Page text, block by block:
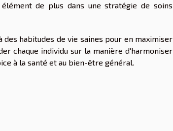
de plus dans une stratégie de soins
habitudes de vie saines pour en maximiser
chaque individu sur la manière d'harmoniser
à la santé et au bien-être général.